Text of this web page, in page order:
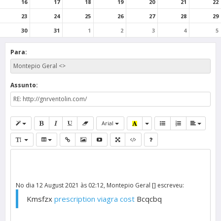
16
17 18 19 20 21
22
23
24 25 26 27 28
29
30
31 1 2 3 4 5
Para:
Assunto:
Arial
No dia 12 August 2021 às 02:12, Montepio Geral [] escreveu:
Kmsfzx prescription viagra cost Bcqcbq